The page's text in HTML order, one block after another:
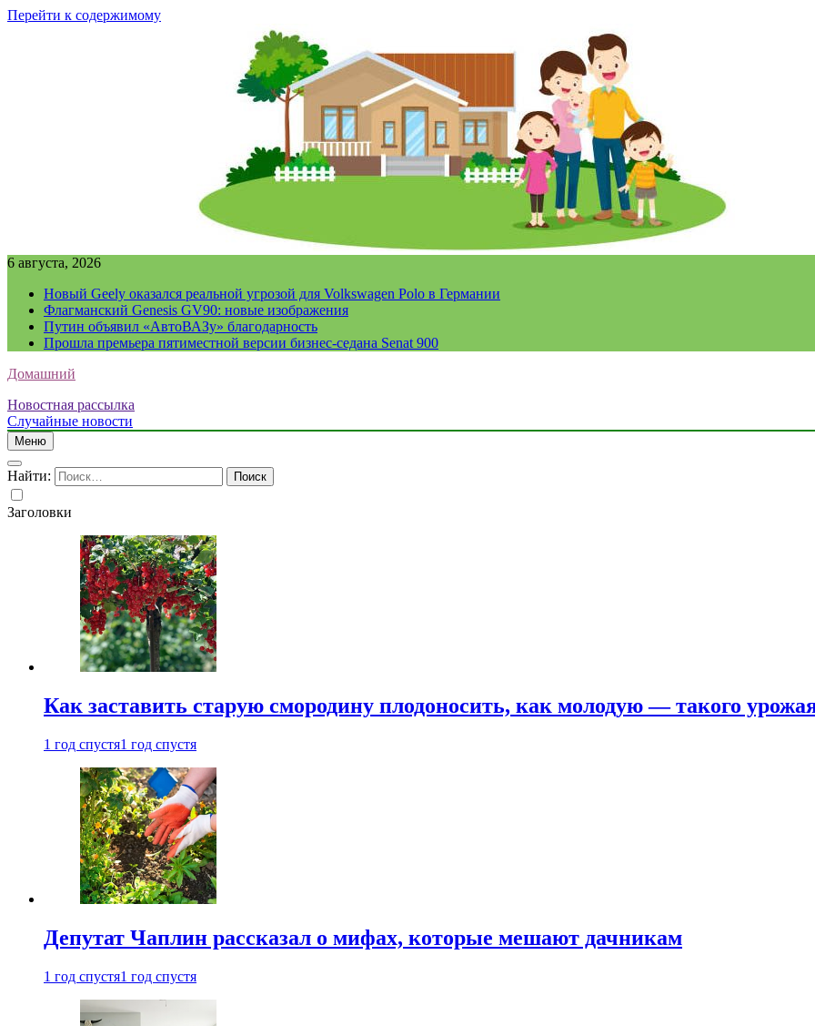
Перейти к содержимому
6 августа, 2026
Новый Geely оказался реальной угрозой для Volkswagen Polo в Германии
Флагманский Genesis GV90: новые изображения
Путин объявил «АвтоВАЗу» благодарность
Прошла премьера пятиместной версии бизнес-седана Senat 900
Домашний
Новостная рассылка
Случайные новости
Меню
Найти:
Заголовки
Как заставить старую смородину плодоносить, как молодую — такого
1 год спустя1 год спустя
Депутат Чаплин рассказал о мифах, которые мешают дачникам
1 год спустя1 год спустя